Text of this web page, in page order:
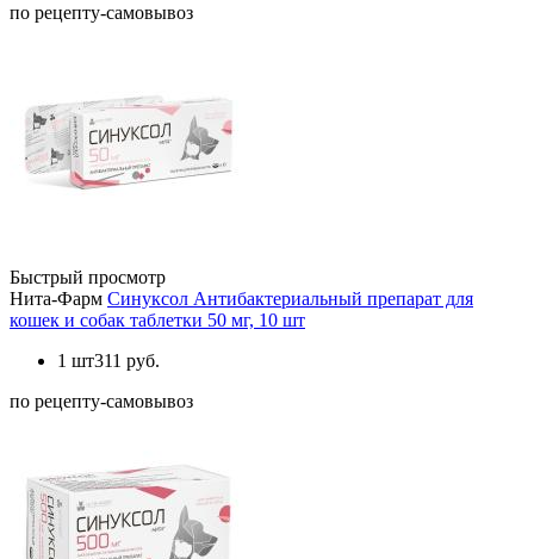
по рецепту-самовывоз
Быстрый просмотр
Нита-Фарм Синуксол Антибактериальный препарат для
кошек и собак таблетки 50 мг, 10 шт
1 шт311 руб.
по рецепту-самовывоз